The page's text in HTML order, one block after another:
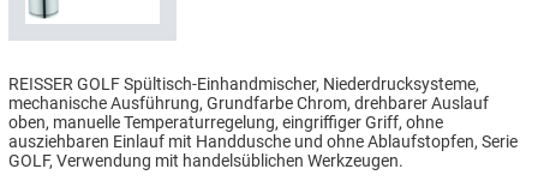
REISSER GOLF Spültisch-Einhandmischer, Niederdrucksysteme,
mechanische Ausführung, Grundfarbe Chrom, drehbarer Auslauf
oben, manuelle Temperaturregelung, eingriffiger Griff, ohne
ausziehbaren Einlauf mit Handdusche und ohne Ablaufstopfen, Serie
GOLF, Verwendung mit handelsüblichen Werkzeugen.